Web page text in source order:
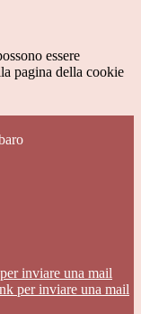
essere
pagina della cookie
inviare una mail
per inviare una mail